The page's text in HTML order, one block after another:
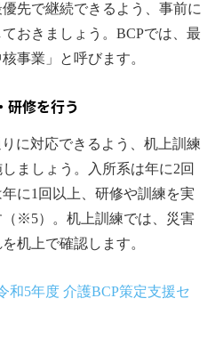
先で継続できるよう、事前に
おきましょう。BCPでは、最
事業」と呼びます。
研修を行う
に対応できるよう、机上訓練
ましょう。入所系は年に2回
に1回以上、研修や訓練を実
※5）。机上訓練では、災害
机上で確認します。
和5年度 介護BCP策定支援セ